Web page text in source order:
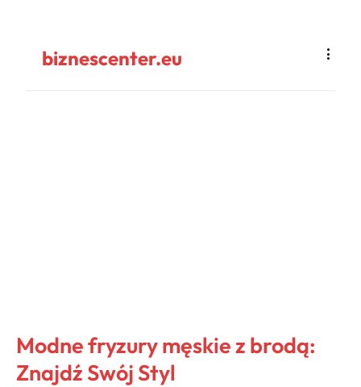
biznescenter.eu
Modne fryzury męskie z brodą:
Znajdź Swój Styl